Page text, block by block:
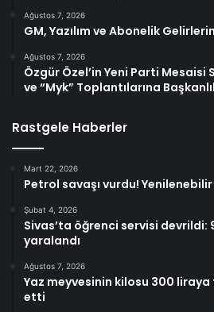
Ağustos 7, 2026
GM, Yazılım ve Abonelik
Ağustos 7, 2026
Özgür Özel’in Yeni Parti Mesaisi
ve “Myk” Toplantılarına
Rastgele Haberler
Mart 22, 2026
Petrol savaşı vurdu!
Şubat 4, 2026
Sivas’ta öğrenci servisi devrildi:
yaralandı
Ağustos 7, 2026
Yaz meyvesinin kilosu 300 liraya
etti